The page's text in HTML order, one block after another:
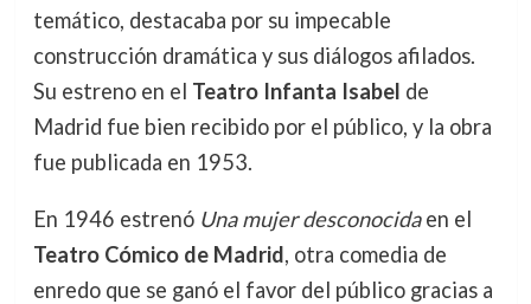
temático, destacaba por su impecable
construcción dramática y sus diálogos afilados.
Su estreno en el Teatro Infanta Isabel de
Madrid fue bien recibido por el público, y la obra
fue publicada en 1953.
En 1946 estrenó Una mujer desconocidaen el
Teatro Cómico de Madrid, otra comedia de
enredo que se ganó el favor del público gracias a